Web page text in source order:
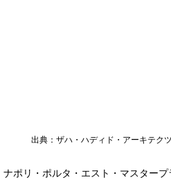
出典：ザハ・ハディド・アーキテクツ
ナポリ・ポルタ・エスト・マスタープ